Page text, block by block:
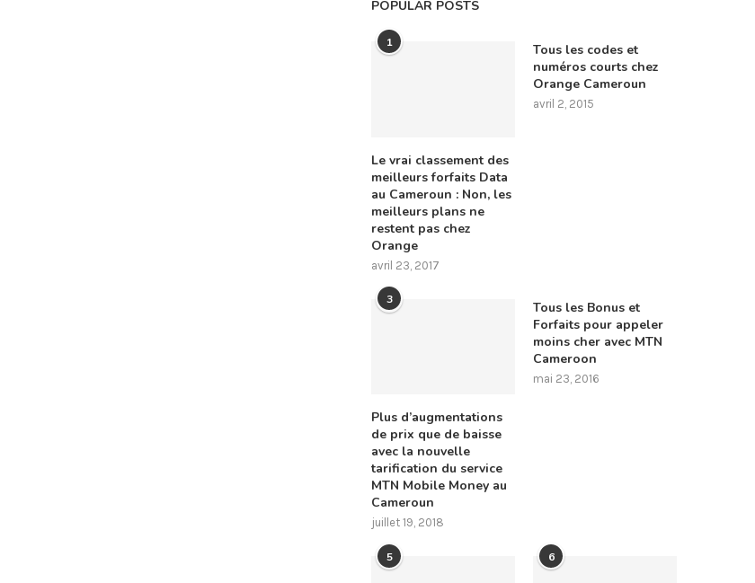
POPULAR POSTS
1
Le vrai classement des
meilleurs forfaits Data
au Cameroun : Non, les
meilleurs plans ne
restent pas chez
Orange
avril 23, 2017
Tous les codes et
numéros courts chez
Orange Cameroun
avril 2, 2015
3
Plus d’augmentations
de prix que de baisse
avec la nouvelle
tarification du service
MTN Mobile Money au
Cameroun
juillet 19, 2018
Tous les Bonus et
Forfaits pour appeler
moins cher avec MTN
Cameroon
mai 23, 2016
5 6